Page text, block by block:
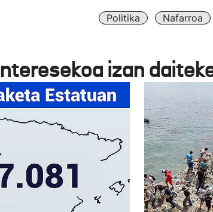
Politika Nafarroa
izan